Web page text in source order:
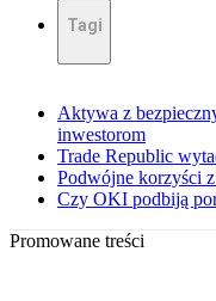
Tagi
Aktywa z
inwestorom
Trade Republic
Podwójne korzyści
Czy OKI podbiją
Promowane treści